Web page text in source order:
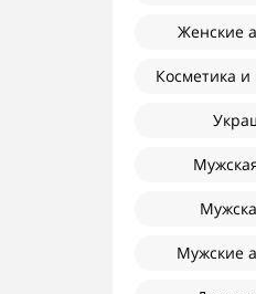
Женские
Косметика
Мужские